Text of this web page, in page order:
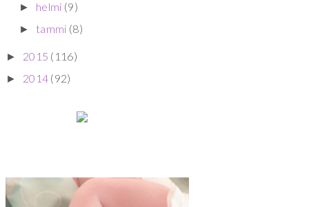
► helmi (9)
► tammi (8)
► 2015 (116)
► 2014 (92)